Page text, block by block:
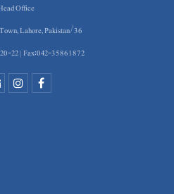
Office
36/A, New Muslim Town, Lahore, Pakistan
22 | Fax:042-35861872